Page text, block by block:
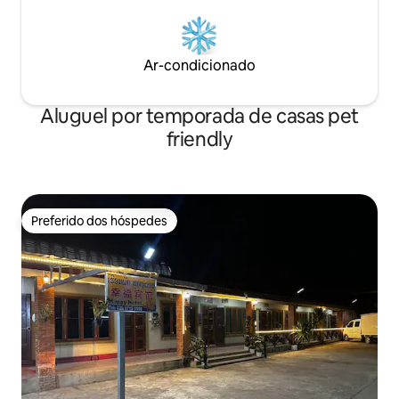
Ar-condicionado
Aluguel por temporada de casas pet
friendly
Preferido dos hóspedes
Preferido dos hóspedes